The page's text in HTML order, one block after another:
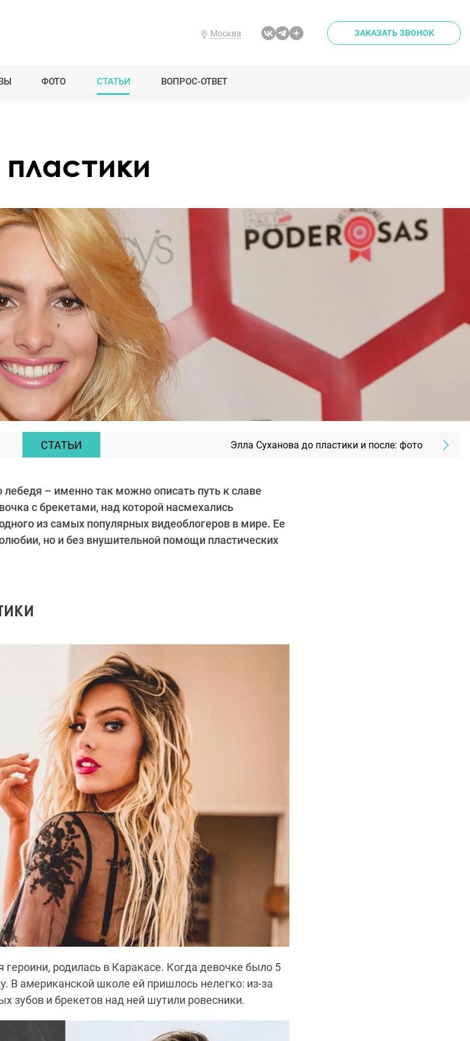
Москва ЗАКАЗАТЬ ЗВОНОК
ФОТО СТАТЬИ ВОПРОС-ОТВЕТ
СТАТЬИ Элла Суханова до пластики и после: фото
лебедя – именно так можно описать путь к славе
с брекетами, над которой насмехались
из самых популярных видеоблогеров в мире. Ее
но и без внушительной помощи пластических
героини, родилась в Каракасе. Когда девочке было 5
В американской школе ей пришлось нелегко: из-за
зубов и брекетов над ней шутили ровесники.